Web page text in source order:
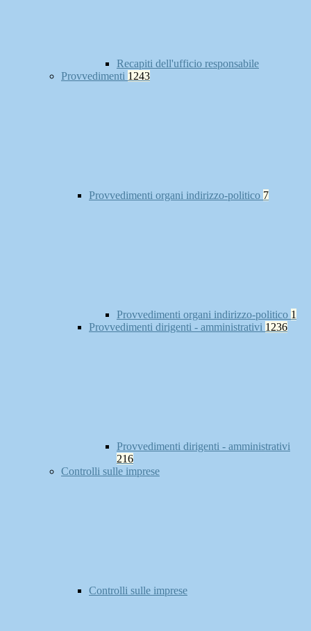
Recapiti dell'ufficio responsabile
Provvedimenti 1243
Provvedimenti organi indirizzo-politico 7
Provvedimenti organi indirizzo-politico 1
Provvedimenti dirigenti - amministrativi 1236
Provvedimenti dirigenti - amministrativi
216
Controlli sulle imprese
Controlli sulle imprese